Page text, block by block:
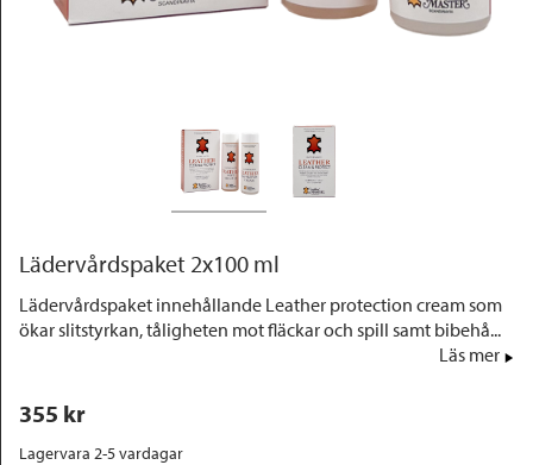
Lädervårdspaket 2x100 ml
Lädervårdspaket innehållande Leather protection cream som
ökar slitstyrkan, tåligheten mot fläckar och spill samt bibehå...
Läs mer
355 kr
Lagervara 2-5 vardagar